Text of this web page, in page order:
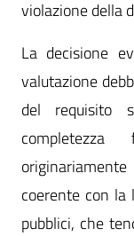
violazione della
La decisione
valutazione
del requisito
completezza
coerente con la
pubblici, che